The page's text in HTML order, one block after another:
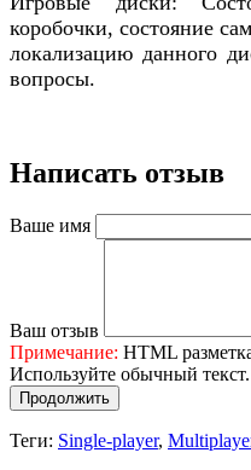
коробочки, состояние
локализацию данного
вопросы.
Написать отзыв
Ваше имя
Ваш отзыв
Примечание: HTML
Используйте обычный текст.
Продолжить
Теги: Single-player,